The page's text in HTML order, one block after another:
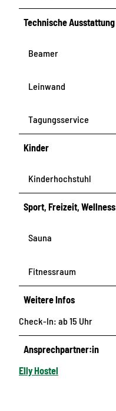
Technische Ausstattung
Beamer
Leinwand
Tagungsservice
Kinder
Kinderhochstuhl
Sport, Freizeit, Wellness
Sauna
Fitnessraum
Weitere Infos
Check-In: ab 15 Uhr
Ansprechpartner:in
Elly Hostel